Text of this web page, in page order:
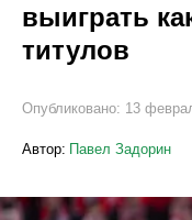
выиграть
титулов
Опубликовано: 13
Автор: Павел Задорин